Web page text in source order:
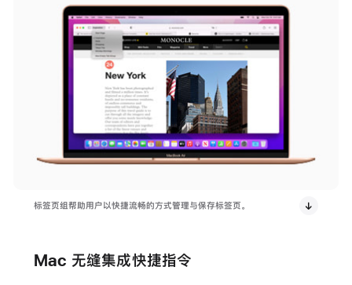
标签页组帮助用户以快捷流畅的方式管理与保存标签页。
Mac 无缝集成快捷指令